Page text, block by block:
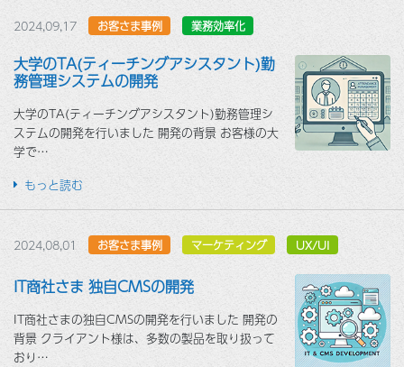
2024,09,17 お客さま事例 業務効率化
大学のTA(ティーチングアシスタント)勤
務管理システムの開発
大学のTA(ティーチングアシスタント)勤務管理シ
ステムの開発を行いました 開発の背景 お客様の大
学で…
もっと読む
2024,08,01 お客さま事例 マーケティング UX/UI
IT商社さま 独自CMSの開発
IT商社さまの独自CMSの開発を行いました 開発の
背景 クライアント様は、多数の製品を取り扱って
おり…